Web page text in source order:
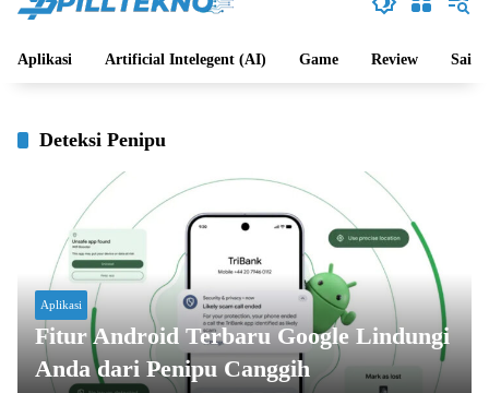
Aplikasi Artificial Intelegent (AI) Game Review Sains
Deteksi Penipu
Aplikasi
Fitur Android Terbaru Google Lindungi
Anda dari Penipu Canggih